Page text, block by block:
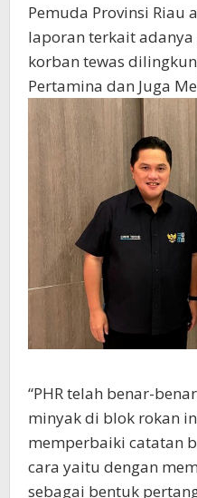
Pemuda Provinsi Riau
laporan terkait
korban tewas
Pertamina dan Juga
“PHR telah benar-
minyak di blok rokan
memperbaiki catatan
cara yaitu dengan
sebagai bentuk